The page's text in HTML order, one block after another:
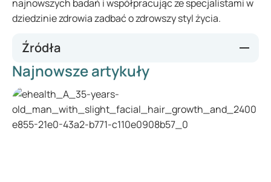
najnowszych badań i współpracując ze specjalistami w
dziedzinie zdrowia zadbać o zdrowszy styl życia.
Źródła
https://www.cochranelibrary.com/cdsr/doi/10.1002/1465185
8.CD012787.pub2/fu
https://www.ncbi.nlm.nih.gov/pmc/articles/PMC4038773/
https://www.ncbi.nlm.nih.gov/pmc/articles/PMC8109365/
#:~:text=Based%20on%20the%20studies%20reviewed,
Najnowsze artykuły